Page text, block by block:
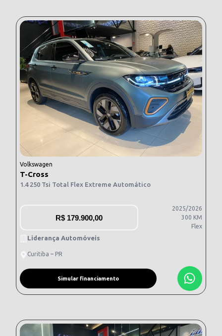
Volkswagen
T-Cross
1.4 250 Tsi Total Flex Extreme Automático
R$ 179.900,00
2025/2026
300 KM
Flex
Liderança Automóveis
Curitiba – PR
Simular financiamento